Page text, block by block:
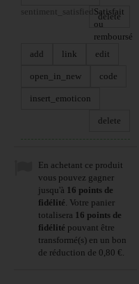
delete
sentiment_satisfied Satisfait
ou
remboursé
add
link edit
open_in_new code
insert_emoticon
delete
En achetant ce produit
vous pouvez gagner
jusqu'à 16 points de
fidélité. Votre panier
totalisera 16 points de
fidélité pouvant être
transformé(s) en un bon
de réduction de 0,80 €.